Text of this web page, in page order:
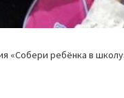
«Собери ребёнка в